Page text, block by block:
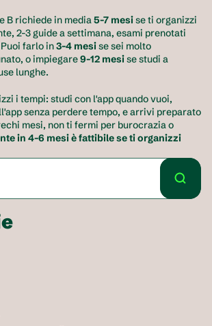
B richiede in media 5-7 mesi se ti organizzi
2-3 guide a settimana, esami prenotati
farlo in 3-4 mesi se sei molto
o impiegare 9-12 mesi se studi a
lunghe.
i tempi: studi con l'app quando vuoi,
senza perdere tempo, e arrivi preparato
mesi, non ti fermi per burocrazia o
in 4-6 mesi è fattibile se ti organizzi